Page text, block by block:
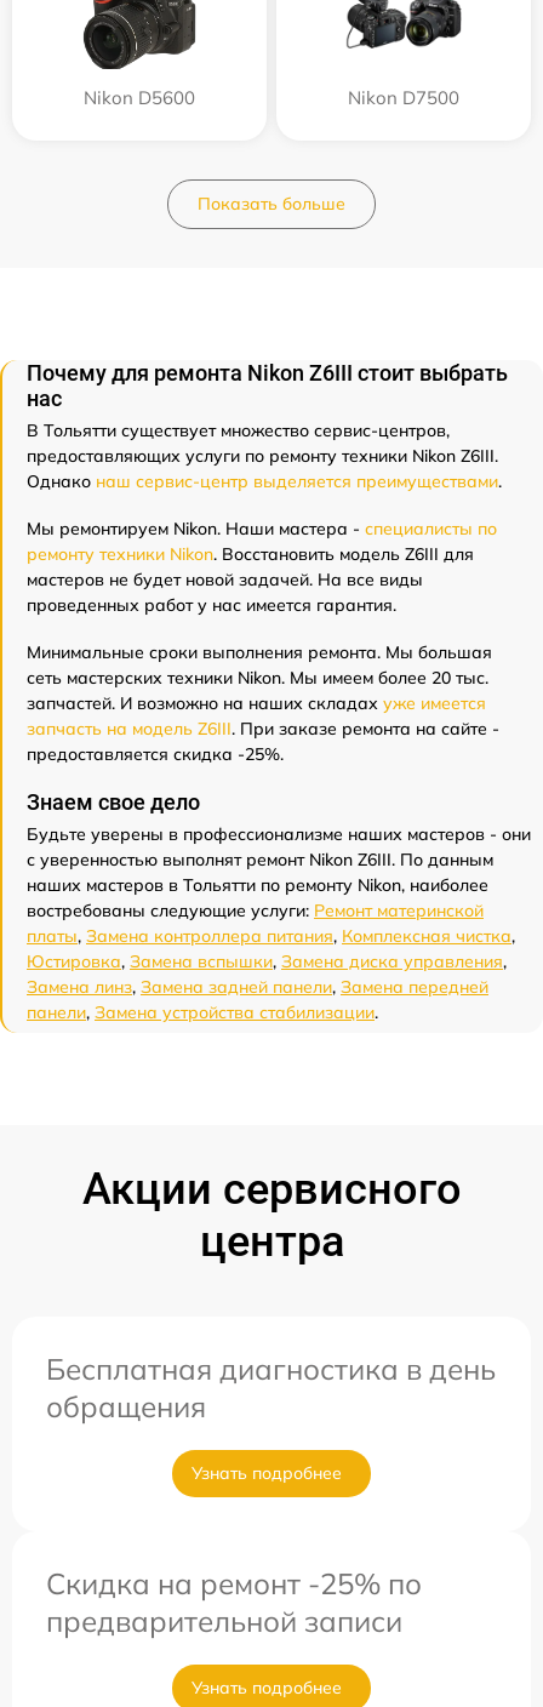
Nikon D5600 Nikon D7500
Показать больше
Почему для ремонта Nikon Z6III стоит выбрать
нас
В Тольятти существует множество сервис-центров,
предоставляющих услуги по ремонту техники Nikon Z6III.
Однако наш сервис-центр выделяется преимуществами.
Мы ремонтируем Nikon. Наши мастера - специалисты по
ремонту техники Nikon. Восстановить модель Z6III для
мастеров не будет новой задачей. На все виды
проведенных работ у нас имеется гарантия.
Минимальные сроки выполнения ремонта. Мы большая
сеть мастерских техники Nikon. Мы имеем более 20 тыс.
запчастей. И возможно на наших складах уже имеется
запчасть на модель Z6III. При заказе ремонта на сайте -
предоставляется скидка -25%.
Знаем свое дело
Будьте уверены в профессионализме наших мастеров - они
с уверенностью выполнят ремонт Nikon Z6III. По данным
наших мастеров в Тольятти по ремонту Nikon, наиболее
востребованы следующие услуги: Ремонт материнской
платы, Замена контроллера питания, Комплексная чистка,
Юстировка, Замена вспышки, Замена диска управления,
Замена линз, Замена задней панели, Замена передней
панели, Замена устройства стабилизации.
Акции сервисного
центра
Бесплатная диагностика в день
обращения
Узнать подробнее
Скидка на ремонт -25% по
предварительной записи
Узнать подробнее